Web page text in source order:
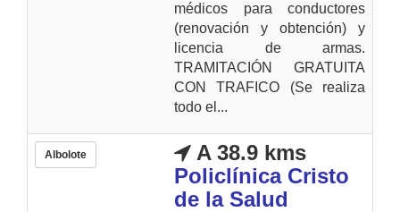
médicos para conductores
(renovación y obtención) y
licencia de armas.
TRAMITACIÓN GRATUITA
CON TRAFICO (Se realiza
todo el...
Albolote
A 38.9 kms
Policlínica Cristo
de la Salud